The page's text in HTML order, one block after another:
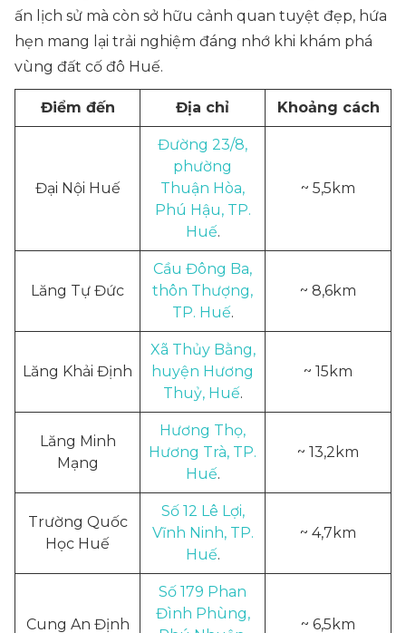
ấn lịch sử mà còn sở hữu cảnh quan tuyệt đẹp, hứa
hẹn mang lại trải nghiệm đáng nhớ khi khám phá
vùng đất cố đô Huế.
Điểm đến Địa chỉ Khoảng cách
Đại Nội Huế
Đường 23/8,
phường
Thuận Hòa,
Phú Hậu, TP.
Huế.
~ 5,5km
Lăng Tự Đức
Cầu Đông Ba,
thôn Thượng,
TP. Huế.
~ 8,6km
Lăng Khải Định
Xã Thủy Bằng,
huyện Hương
Thuỷ, Huế.
~ 15km
Lăng Minh
Mạng
Hương Thọ,
Hương Trà, TP.
Huế.
~ 13,2km
Trường Quốc
Học Huế
Số 12 Lê Lợi,
Vĩnh Ninh, TP.
Huế.
~ 4,7km
Cung An Định
Số 179 Phan
Đình Phùng,
~ 6,5km